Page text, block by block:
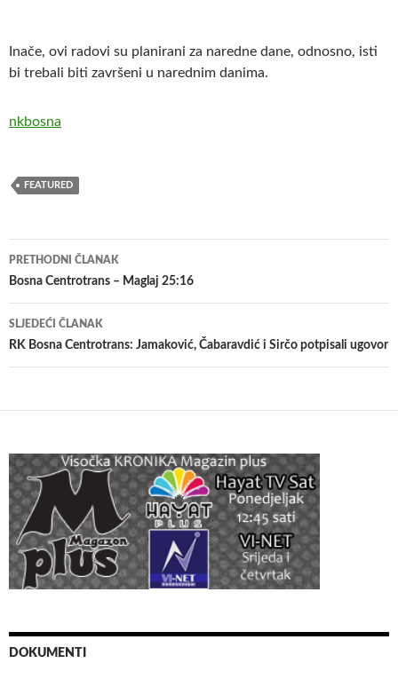
Inače, ovi radovi su planirani za naredne dane, odnosno, isti
bi trebali biti završeni u narednim danima.
nkbosna
FEATURED
Navigacija
članaka
PRETHODNI ČLANAK
Bosna Centrotrans – Maglaj 25:16
SLJEDEĆI ČLANAK
RK Bosna Centrotrans: Jamaković, Čabaravdić i Sirčo potpisali ugovor
DOKUMENTI